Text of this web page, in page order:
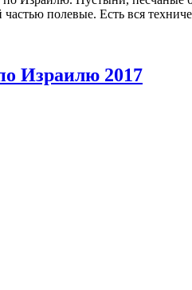
полевые. Есть вся
Израилю 2017